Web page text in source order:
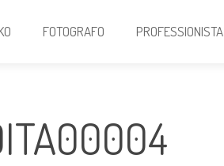
FOTOGRAFO PROFESSIONISTA